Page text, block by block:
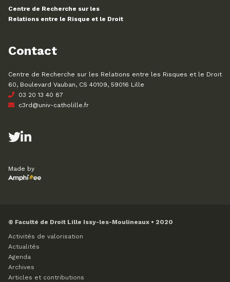
Centre de Recherche sur les
Relations entre le Risque et le Droit
Contact
Centre de Recherche sur les Relations entre les Risques et le Droit
60, Boulevard Vauban, CS 40109, 59016 Lille
03 20 13 40 87
c3rd@univ-catholille.fr
Made by
© Faculté de Droit Lille Issy-les-Moulineaux • 2020
Activités de valorisation
Actualités
Agenda
Archives
Articles et contributions